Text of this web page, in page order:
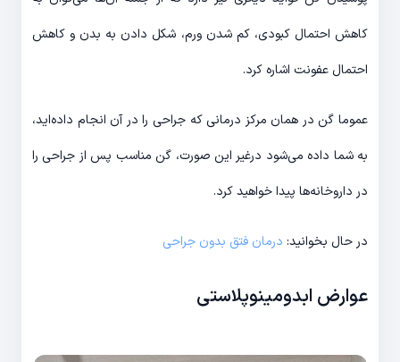
کاهش احتمال کبودی، کم شدن ورم، شکل دادن به بدن و کاهش
احتمال عفونت اشاره کرد.
عموما گن در همان مرکز درمانی که جراحی را در آن انجام داده‌اید،
به شما داده می‌شود درغیر این صورت، گن مناسب پس از جراحی را
در داروخانه‌ها پیدا خواهید کرد.
در حال بخوانید: درمان فتق بدون جراحی
عوارض ابدومینوپلاستی